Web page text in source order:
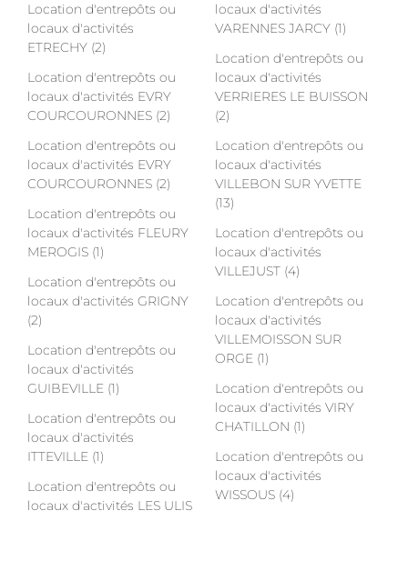
Location d'entrepôts ou
locaux d'activités
ETRECHY (2)
Location d'entrepôts ou
locaux d'activités EVRY
COURCOURONNES (2)
Location d'entrepôts ou
locaux d'activités EVRY
COURCOURONNES (2)
Location d'entrepôts ou
locaux d'activités FLEURY
MEROGIS (1)
Location d'entrepôts ou
locaux d'activités GRIGNY
(2)
Location d'entrepôts ou
locaux d'activités
GUIBEVILLE (1)
Location d'entrepôts ou
locaux d'activités
ITTEVILLE (1)
Location d'entrepôts ou
locaux d'activités LES ULIS
locaux d'activités
VARENNES JARCY (1)
Location d'entrepôts ou
locaux d'activités
VERRIERES LE BUISSON
(2)
Location d'entrepôts ou
locaux d'activités
VILLEBON SUR YVETTE
(13)
Location d'entrepôts ou
locaux d'activités
VILLEJUST (4)
Location d'entrepôts ou
locaux d'activités
VILLEMOISSON SUR
ORGE (1)
Location d'entrepôts ou
locaux d'activités VIRY
CHATILLON (1)
Location d'entrepôts ou
locaux d'activités
WISSOUS (4)